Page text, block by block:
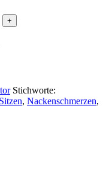
Stichworte:
, Nackenschmerzen,